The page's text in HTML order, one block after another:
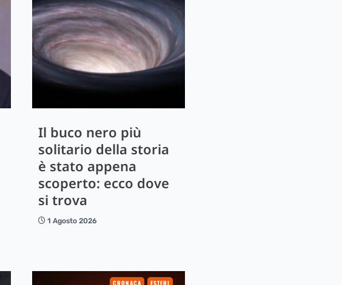
Il buco nero più
solitario della storia
è stato appena
scoperto: ecco dove
si trova
1 Agosto 2026
CRONACA ESTERI